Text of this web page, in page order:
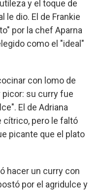
y el toque de
le dio. El de Frankie
por la chef Aparna
como el "ideal"
con lomo de
picor: su curry fue
El de Adriana
cítrico, pero le faltó
picante que el plato
hacer un curry con
por el agridulce y